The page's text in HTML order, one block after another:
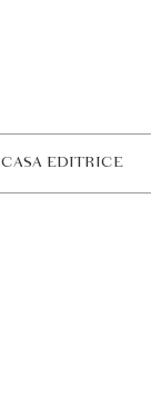
CASA EDITRICE